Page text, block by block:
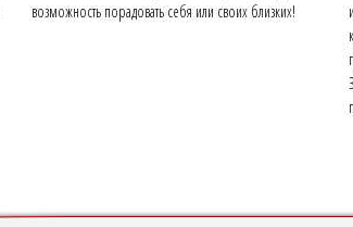
возможность порадовать себя или своих близких!